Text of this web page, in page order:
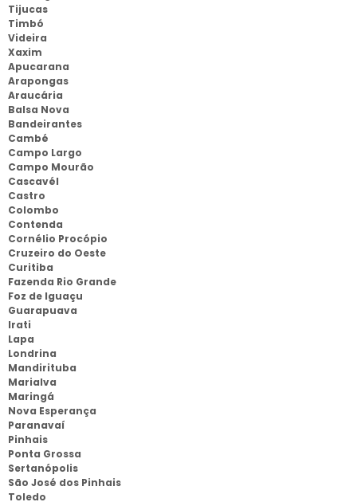
Tijucas
Timbó
Videira
Xaxim
Apucarana
Arapongas
Araucária
Balsa Nova
Bandeirantes
Cambé
Campo Largo
Campo Mourão
Cascavél
Castro
Colombo
Contenda
Cornélio Procópio
Cruzeiro do Oeste
Curitiba
Fazenda Rio Grande
Foz de Iguaçu
Guarapuava
Irati
Lapa
Londrina
Mandirituba
Marialva
Maringá
Nova Esperança
Paranavaí
Pinhais
Ponta Grossa
Sertanópolis
São José dos Pinhais
Toledo